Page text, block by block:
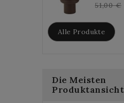
51,00 €
Alle Produkte
Die Meisten